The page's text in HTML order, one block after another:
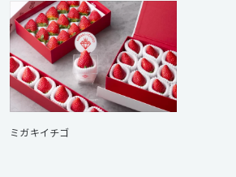
ミガキイチゴ